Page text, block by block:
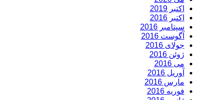
اکتبر 2019
اکتبر 2016
سپتامبر 2016
آگوست 2016
جولای 2016
ژوئن 2016
می 2016
آوریل 2016
مارس 2016
فوریه 2016